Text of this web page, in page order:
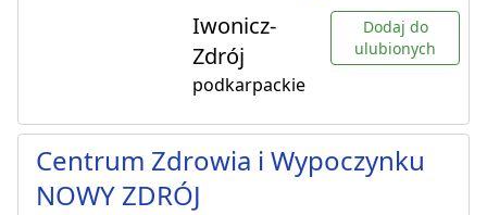
Iwonicz-
Zdrój
podkarpackie
Dodaj do
ulubionych
Centrum Zdrowia i Wypoczynku
NOWY ZDRÓJ